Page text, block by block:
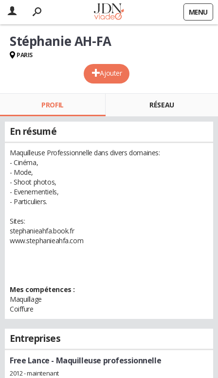
MENU
Ajouter
Stéphanie AH-FA
PARIS
PROFIL RÉSEAU
En résumé
Maquilleuse Professionnelle dans divers domaines:
- Cinéma,
- Mode,
- Shoot photos,
- Evenementiels,
- Particuliers.
Sites:
stephanieahfa.book.fr
www.stephanieahfa.com
Mes compétences :
Maquillage
Coiffure
Entreprises
Free Lance - Maquilleuse professionnelle
2012 - maintenant